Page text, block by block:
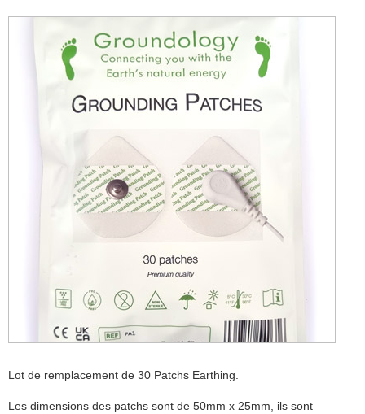
Lot de remplacement de 30 Patchs Earthing.
Les dimensions des patchs sont de 50mm x 25mm, ils sont